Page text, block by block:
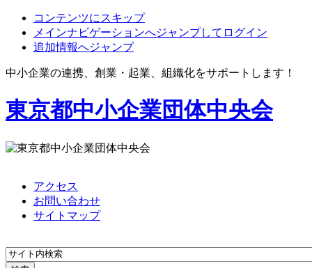
コンテンツにスキップ
メインナビゲーションへジャンプしてログイン
追加情報へジャンプ
中小企業の連携、創業・起業、組織化をサポートします！
東京都中小企業団体中央会
アクセス
お問い合わせ
サイトマップ